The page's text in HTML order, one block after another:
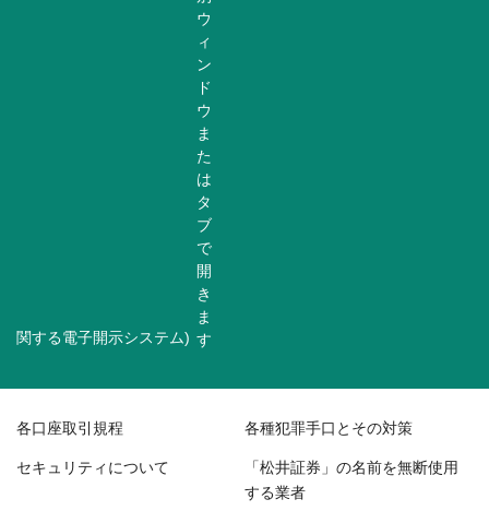
関する電子開示システム)
各口座取引規程 各種犯罪手口とその対策
セキュリティについて 「松井証券」の名前を無断使用
する業者